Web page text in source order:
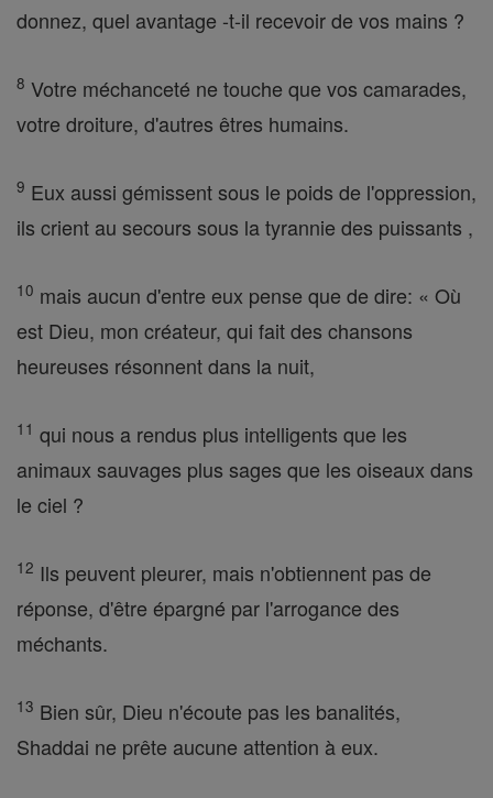
donnez, quel avantage -t-il recevoir de vos mains ?
8 Votre méchanceté ne touche que vos camarades,
votre droiture, d'autres êtres humains.
9 Eux aussi gémissent sous le poids de l'oppression,
ils crient au secours sous la tyrannie des puissants ,
10 mais aucun d'entre eux pense que de dire: « Où
est Dieu, mon créateur, qui fait des chansons
heureuses résonnent dans la nuit,
11 qui nous a rendus plus intelligents que les
animaux sauvages plus sages que les oiseaux dans
le ciel ?
12 Ils peuvent pleurer, mais n'obtiennent pas de
réponse, d'être épargné par l'arrogance des
méchants.
13 Bien sûr, Dieu n'écoute pas les banalités,
Shaddai ne prête aucune attention à eux.